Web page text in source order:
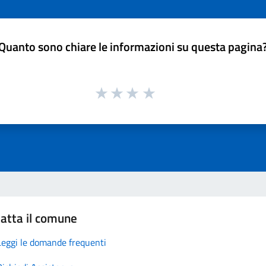
sono chiare le informazioni su questa
il comune
le domande frequenti